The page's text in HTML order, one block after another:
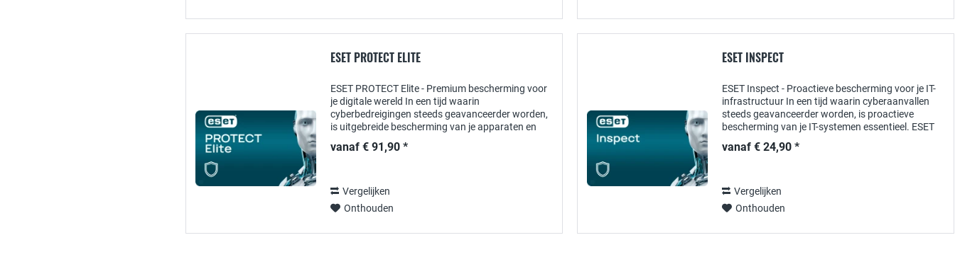
ESET PROTECT ELITE
ESET PROTECT Elite - Premium bescherming voor
je digitale wereld In een tijd waarin
cyberbedreigingen steeds geavanceerder worden,
is uitgebreide bescherming van je apparaten en
een...
vanaf € 91,90 *
Vergelijken
Onthouden
ESET INSPECT
ESET Inspect - Proactieve bescherming voor je IT-
infrastructuur In een tijd waarin cyberaanvallen
steeds geavanceerder worden, is proactieve
bescherming van je IT-systemen essentieel. ESET
vanaf € 24,90 *
Vergelijken
Onthouden